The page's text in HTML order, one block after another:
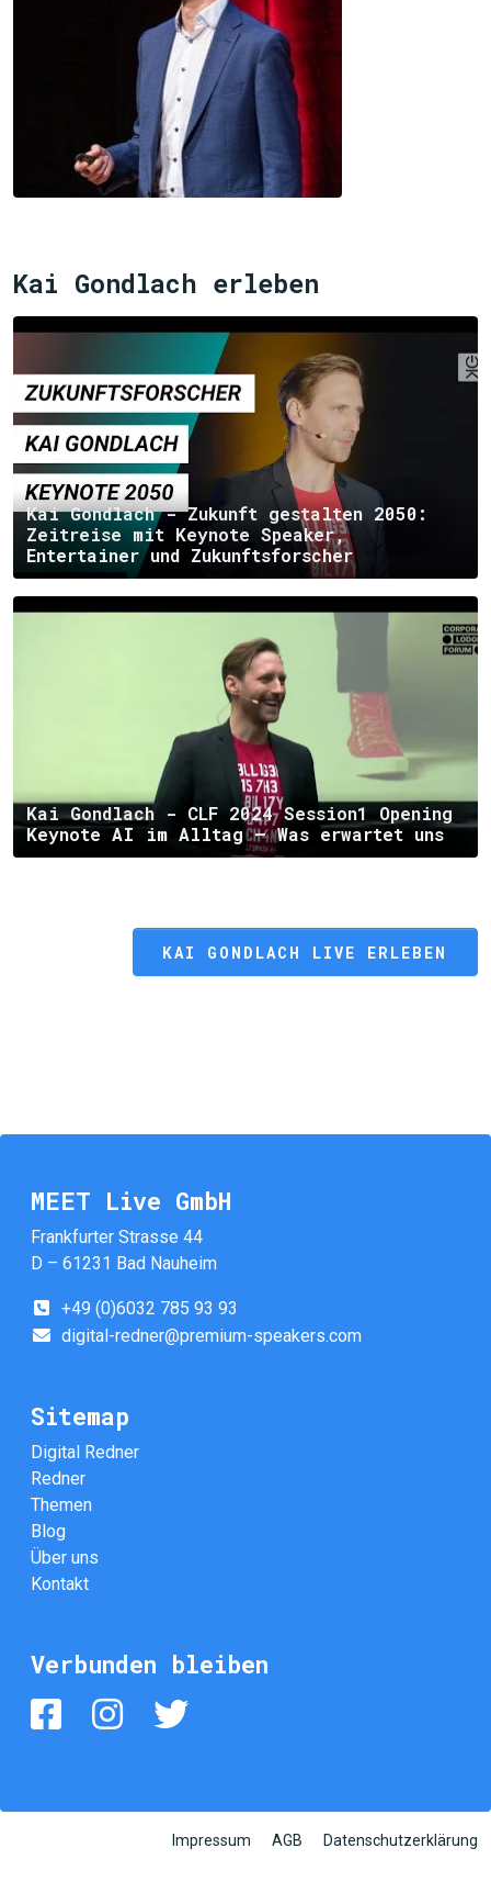
Kai Gondlach erleben
Kai Gondlach - Zukunft gestalten 2050:
Zeitreise mit Keynote Speaker,
Entertainer und Zukunftsforscher
Kai Gondlach - CLF 2024 Session1 Opening
Keynote AI im Alltag – Was erwartet uns
KAI GONDLACH LIVE ERLEBEN
MEET Live GmbH
Frankfurter Strasse 44
D – 61231 Bad Nauheim
+49 (0)6032 785 93 93
digital-redner@premium-speakers.com
Sitemap
Digital Redner
Redner
Themen
Blog
Über uns
Kontakt
Verbunden bleiben
Impressum AGB Datenschutzerklärung